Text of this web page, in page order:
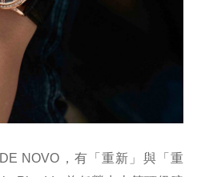
NOVO，有「重新」與「重